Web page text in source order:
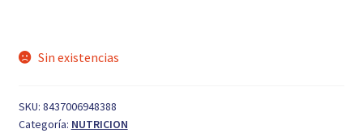
Sin existencias
SKU: 8437006948388
Categoría: NUTRICION